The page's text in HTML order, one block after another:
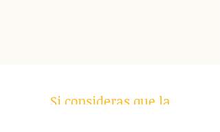
Si consideras que la